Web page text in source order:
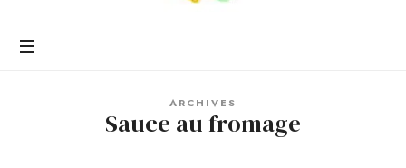
ARCHIVES
Sauce au fromage